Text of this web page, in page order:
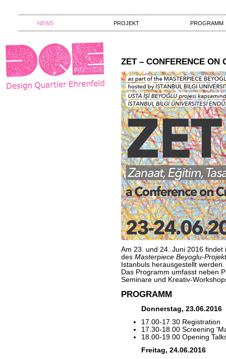
NEWS PROJEKT PROGRAMM
ZET – CONFERENCE ON
Am 23. und 24. Juni 2016 findet
des Masterpiece Beyoglu-
Istanbuls herausgestellt werden.
Das Programm umfasst neben
Seminare und Kreativ-
PROGRAMM
Donnerstag, 23.06.2016
17.00-17.30 Registration
17.30-18.00 Screening
18.00-19.00 Opening
Freitag, 24.06.2016